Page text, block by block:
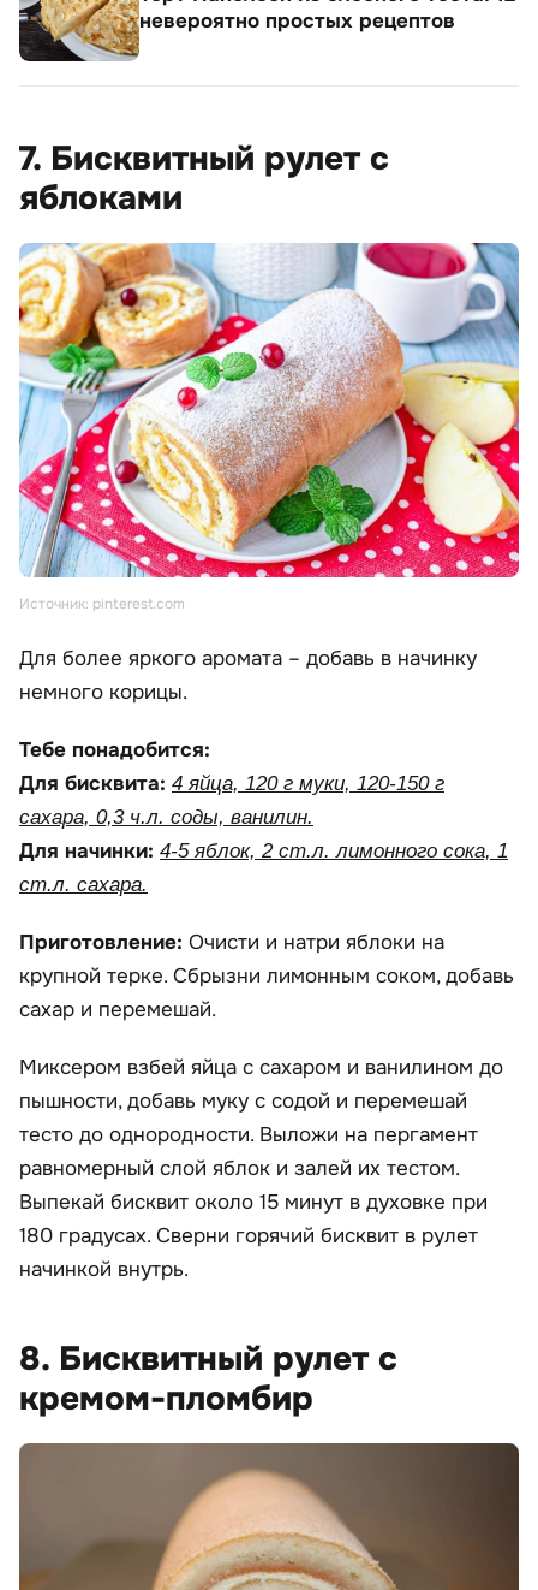
невероятно простых рецептов
7. Бисквитный рулет с
яблоками
Источник: pinterest.com
Для более яркого аромата – добавь в начинку
немного корицы.
Тебе понадобится:
Для бисквита: 4 яйца, 120 г муки, 120-150 г
сахара, 0,3 ч.л. соды, ванилин.
Для начинки: 4-5 яблок, 2 ст.л. лимонного сока, 1
ст.л. сахара.
Приготовление: Очисти и натри яблоки на
крупной терке. Сбрызни лимонным соком, добавь
сахар и перемешай.
Миксером взбей яйца с сахаром и ванилином до
пышности, добавь муку с содой и перемешай
тесто до однородности. Выложи на пергамент
равномерный слой яблок и залей их тестом.
Выпекай бисквит около 15 минут в духовке при
180 градусах. Сверни горячий бисквит в рулет
начинкой внутрь.
8. Бисквитный рулет с
кремом-пломбир